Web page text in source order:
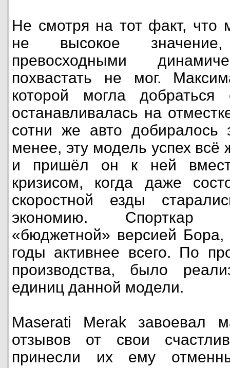
Не смотря на тот факт,
не высокое
превосходными
похвастать не мог.
которой могла добраться
останавливалась на
сотни же авто
менее, эту модель успех
и пришёл он к ней
кризисом, когда даже
скоростной езды
экономию. Спорткар
«бюджетной» версией Бора,
годы активнее всего. По
производства, было
единиц данной модели.
Maserati Merak завоевал
отзывов от свои
принесли их ему